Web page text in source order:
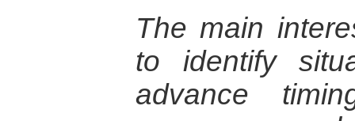
The main
to identify
advance